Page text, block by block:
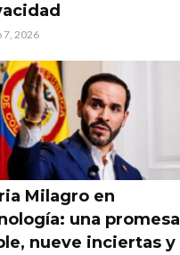
7, 2026
Milagro en
una promesa
nueve inciertas y